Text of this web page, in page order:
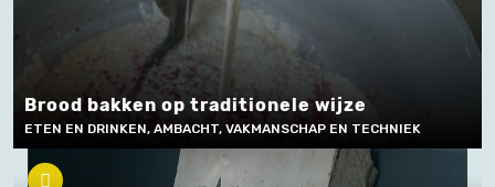
Brood bakken op traditionele wijze
ETEN EN DRINKEN, AMBACHT, VAKMANSCHAP EN TECHNIEK